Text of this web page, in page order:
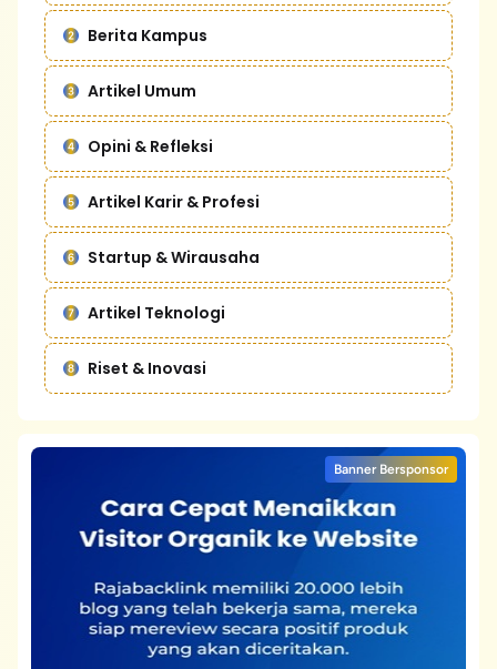
Berita Kampus
Artikel Umum
Opini & Refleksi
Artikel Karir & Profesi
Startup & Wirausaha
Artikel Teknologi
Riset & Inovasi
Banner Bersponsor